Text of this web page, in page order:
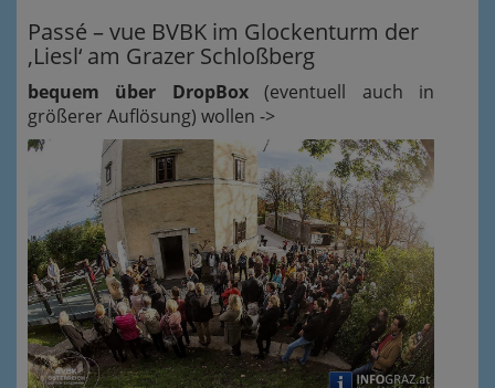
Passé – vue BVBK im Glockenturm der
‚Liesl‘ am Grazer Schloßberg
bequem über DropBox(eventuell auch in
größerer Auflösung) wollen ->